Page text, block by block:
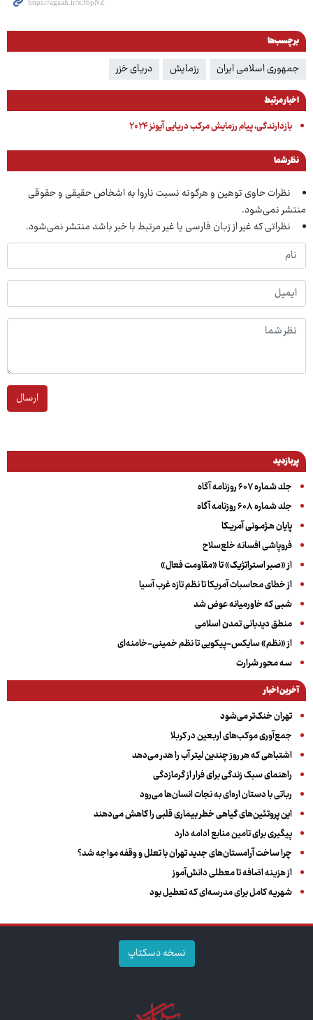
برچسب‌ها
جمهوری اسلامی ایران رزمایش دریای خزر
اخبار مرتبط
بازدارندگی، پیام رزمایش مرکب دریایی آیونز ۲۰۲۴
نظر شما
نظرات حاوی توهین و هرگونه نسبت ناروا به اشخاص حقیقی و حقوقی
منتشر نمی‌شود.
نظراتی که غیر از زبان فارسی یا غیر مرتبط با خبر باشد منتشر نمی‌شود.
ارسال
پربازدید
جلد شماره ۶۰۷ روزنامه آگاه
جلد شماره ۶۰۸ روزنامه آگاه
پایان هـژمـونی آمریـکا
فروپاشی افسانه خلع‌سلاح
از «صبر استراتژیک» تا «مقاومت فعال»
از خطای محاسبات آمریکا تا نظم تازه غرب آسیا
شبی که خاورمیانه عوض شد
منطق دیدبانی تمدن اسلامی
از «نظم» سایکس-پیکویی تا نظم خمینی-خامنه‌ای
سه‌ محور شرارت
آخرین اخبار
تهران خنک‌تر می‌شود
جمع‌آوری موکب‌های اربعین در کربلا
اشتباهی که هر روز چندین لیتر آب را هدر می‌دهد
راهنمای سبک زندگی برای فرار از گرمازدگی
رباتی با دستان اره‌ای به نجات انسان‌ها می‌رود
این پروتئین‌های گیاهی خطر بیماری قلبی را کاهش می‌دهند
پیگیری برای تامین منابع ادامه دارد
چرا ساخت آرامستان‌های جدید تهران با تعلل و وقفه مواجه شد؟
از هزینه اضافه تا معطلی دانش‌آموز
شهریه کامل برای مدرسه‌ای که تعطیل بود
نسخه دسکتاپ